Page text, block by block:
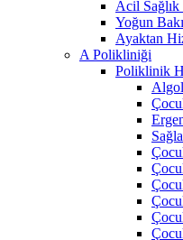
Acil
Yoğun
Ayaktan
A Polikliniği
Poliklinik